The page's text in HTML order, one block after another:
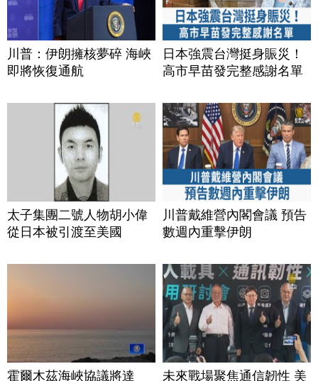
川普：伊朗擁核夢碎 海峽
即將恢復通航
日本強震台灣挺身賑災！
高市早苗發完整感謝名單
太子集團二號人物胡小偉
從日本被引渡至美國
川普戴維營內閣會議 預告
數週內重擊伊朗
霍爾木茲海峽協議將達
未來戰場聚焦通信韌性 美